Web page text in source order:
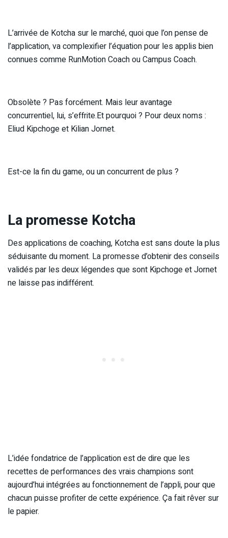
L’arrivée de Kotcha sur le marché, quoi que l’on pense de
l’application, va complexifier l’équation pour les applis bien
connues comme RunMotion Coach ou Campus Coach.
Obsolète ? Pas forcément. Mais leur avantage
concurrentiel, lui, s’effrite.Et pourquoi ? Pour deux noms :
Eliud Kipchoge et Kilian Jornet.
Est-ce la fin du game, ou un concurrent de plus ?
La promesse Kotcha
Des applications de coaching, Kotcha est sans doute la plus
séduisante du moment. La promesse d’obtenir des conseils
validés par les deux légendes que sont Kipchoge et Jornet
ne laisse pas indifférent.
L’idée fondatrice de l’application est de dire que les
recettes de performances des vrais champions sont
aujourd’hui intégrées au fonctionnement de l’appli, pour que
chacun puisse profiter de cette expérience. Ça fait rêver sur
le papier.